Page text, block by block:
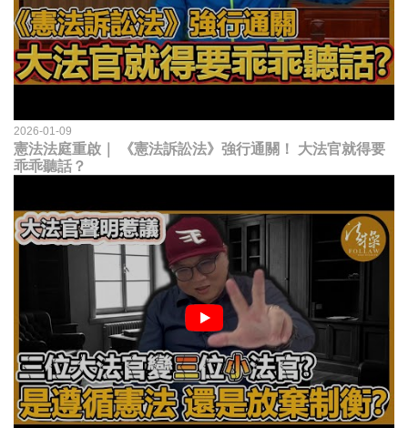
2026-01-09
憲法法庭重啟｜ 《憲法訴訟法》強行通關！ 大法官就得要
乖乖聽話？